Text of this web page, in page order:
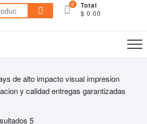
Buscar
por:
0 Total
$ 0.00
de alto impacto visual impresion
y calidad entregas garantizadas
5